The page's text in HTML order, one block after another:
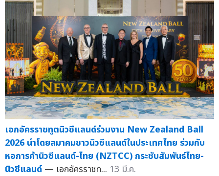
เอกอัครราชทูตนิวซีแลนด์ร่วมงาน New Zealand Ball
2026 นำโดยสมาคมชาวนิวซีแลนด์ในประเทศไทย ร่วมกับ
หอการค้านิวซีแลนด์-ไทย (NZTCC) กระชับสัมพันธ์ไทย-
นิวซีแลนด์ — เอกอัครราชท... 13 มี.ค.